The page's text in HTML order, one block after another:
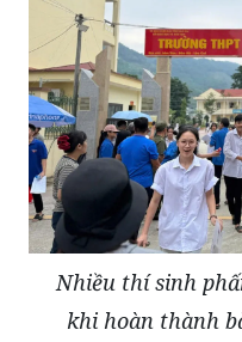
Nhiều thí sinh
khi hoàn thành